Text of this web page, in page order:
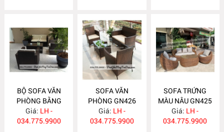
BỘ SOFA VĂN
PHÒNG BẰNG
NHỰA GIẢ MÂY
GN427
Giá: LH -
034.775.9900
SOFA VĂN
PHÒNG GN426
Giá: LH -
034.775.9900
SOFA TRỨNG
MÀU NÂU GN425
Giá: LH -
034.775.9900